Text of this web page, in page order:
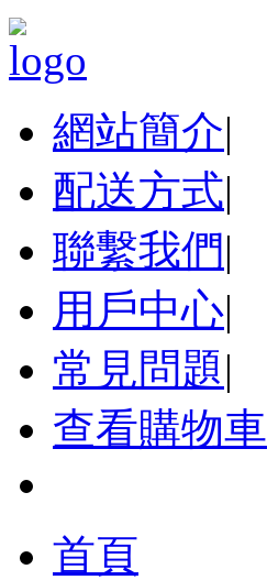
網站簡介|
配送方式|
聯繫我們|
用戶中心|
常見問題|
查看購物車
首頁